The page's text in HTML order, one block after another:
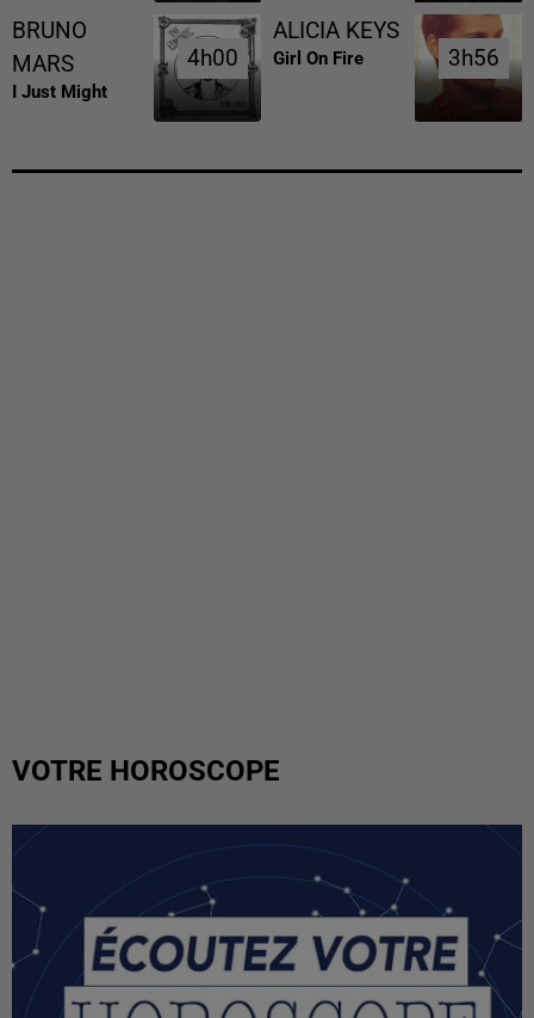
BRUNO
MARS
I Just Might
4h00
4h00
ALICIA KEYS
Girl On Fire 3h56
3h56
VOTRE HOROSCOPE